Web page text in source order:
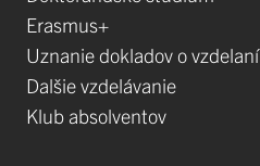
Erasmus+
Uznanie dokladov o vzdelaní
Dalšie vzdelávanie
Klub absolventov